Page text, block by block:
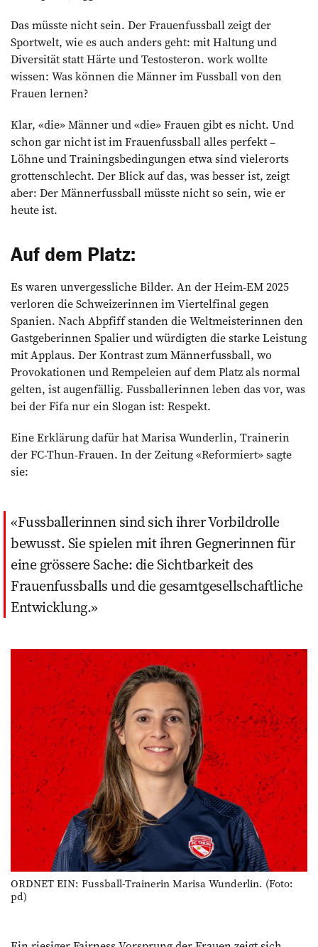
Das müsste nicht sein. Der Frauenfussball zeigt der
Sportwelt, wie es auch anders geht: mit Haltung und
Diversität statt Härte und Testosteron. work wollte
wissen: Was können die Männer im Fussball von den
Frauen lernen?
Klar, «die» Männer und «die» Frauen gibt es nicht. Und
schon gar nicht ist im Frauenfussball alles perfekt –
Löhne und Trainingsbedingungen etwa sind vielerorts
grottenschlecht. Der Blick auf das, was besser ist, zeigt
aber: Der Männerfussball müsste nicht so sein, wie er
heute ist.
Auf dem Platz:
Es waren unvergessliche Bilder. An der Heim-EM 2025
verloren die Schweizerinnen im Viertelfinal gegen
Spanien. Nach Abpfiff standen die Weltmeisterinnen den
Gastgeberinnen Spalier und würdigten die starke Leistung
mit Applaus. Der Kontrast zum Männerfussball, wo
Provokationen und Rempeleien auf dem Platz als normal
gelten, ist augenfällig. Fussballerinnen leben das vor, was
bei der Fifa nur ein Slogan ist: Respekt.
Eine Erklärung dafür hat Marisa Wunderlin, Trainerin
der FC-Thun-Frauen. In der Zeitung «Reformiert» sagte
sie:
Fussballerinnen sind sich ihrer Vorbildrolle
bewusst. Sie spielen mit ihren Gegnerinnen für
eine grössere Sache: die Sichtbarkeit des
Frauenfussballs und die gesamtgesellschaftliche
Entwicklung.
ORDNET EIN: Fussball-Trainerin Marisa Wunderlin. (Foto:
pd)